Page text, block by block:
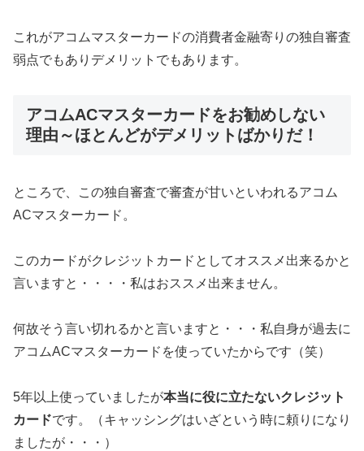
これがアコムマスターカードの消費者金融寄りの独自審査
弱点でもありデメリットでもあります。
アコムACマスターカードをお勧めしない
理由～ほとんどがデメリットばかりだ！
ところで、この独自審査で審査が甘いといわれるアコム
ACマスターカード。
このカードがクレジットカードとしてオススメ出来るかと
言いますと・・・・私はおススメ出来ません。
何故そう言い切れるかと言いますと・・・私自身が過去に
アコムACマスターカードを使っていたからです（笑）
5年以上使っていましたが本当に役に立たないクレジット
カードです。（キャッシングはいざという時に頼りになり
ましたが・・・）